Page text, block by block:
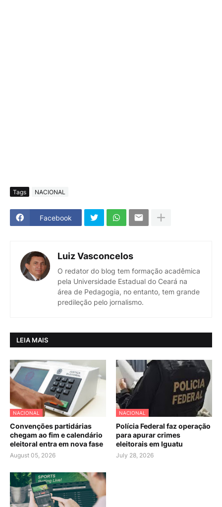
Tags NACIONAL
Facebook
Luiz Vasconcelos
O redator do blog tem formação acadêmica
pela Universidade Estadual do Ceará na
área de Pedagogia, no entanto, tem grande
predileção pelo jornalismo.
LEIA MAIS
NACIONAL
Convenções partidárias
chegam ao fim e calendário
eleitoral entra em nova fase
August 05, 2026
NACIONAL
Polícia Federal faz operação
para apurar crimes
eleitorais em Iguatu
July 28, 2026